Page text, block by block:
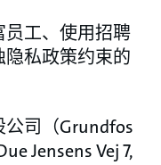
工、使用招聘
私政策约束的
司（Grundfos
Jensens Vej 7,